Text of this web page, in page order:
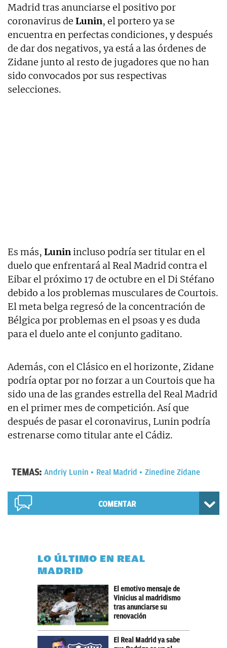
Madrid tras anunciarse el positivo por
coronavirus de Lunin, el portero ya se
encuentra en perfectas condiciones, y después
de dar dos negativos, ya está a las órdenes de
Zidane junto al resto de jugadores que no han
sido convocados por sus respectivas
selecciones.
Es más, Luninincluso podría ser titular en el
duelo que enfrentará al Real Madrid contra el
Eibar el próximo 17 de octubre en el Di Stéfano
debido a los problemas musculares de Courtois.
El meta belga regresó de la concentración de
Bélgica por problemas en el psoas y es duda
para el duelo ante el conjunto gaditano.
Además, con el Clásico en el horizonte, Zidane
podría optar por no forzar a un Courtois que ha
sido una de las grandes estrella del Real Madrid
en el primer mes de competición. Así que
después de pasar el coronavirus, Lunin podría
estrenarse como titular ante el Cádiz.
TEMAS: Andriy Lunin Real Madrid Zinedine Zidane
COMENTAR
LO ÚLTIMO EN REAL
MADRID
El emotivo mensaje de
Vinicius al madridismo
tras anunciarse su
renovación
El Real Madrid ya sabe